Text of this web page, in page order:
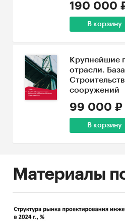
190 000
В корзину
Крупнейшие
отрасли.
сооружений
99 000 ₽
В корзину
Материалы